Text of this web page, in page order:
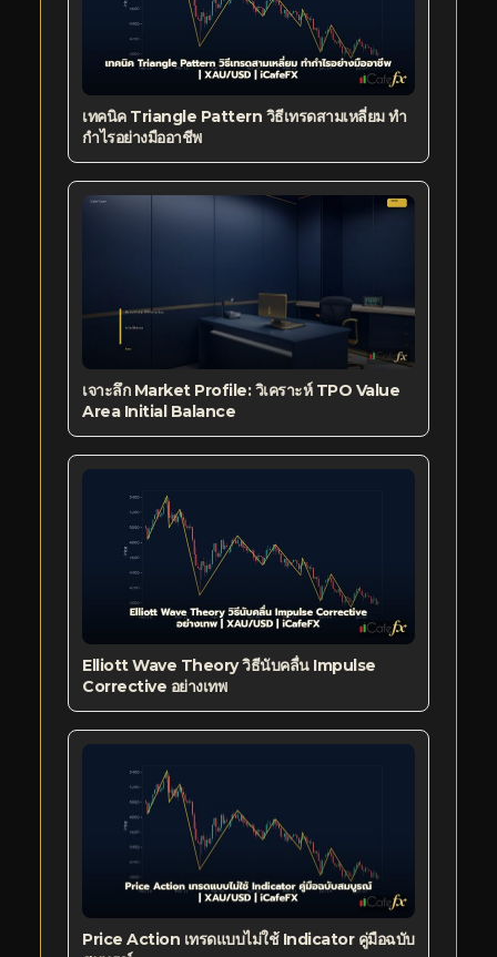
เทคนิค Triangle Pattern วิธีเทรดสามเหลี่ยม ทำ
กำไรอย่างมืออาชีพ
เจาะลึก Market Profile: วิเคราะห์ TPO Value
Area Initial Balance
Elliott Wave Theory วิธีนับคลื่น Impulse
Corrective อย่างเทพ
Price Action เทรดแบบไม่ใช้ Indicator คู่มือฉบับ